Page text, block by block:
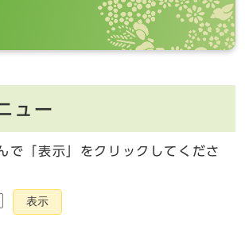
ュー
で「表示」をクリックしてくださ
表示